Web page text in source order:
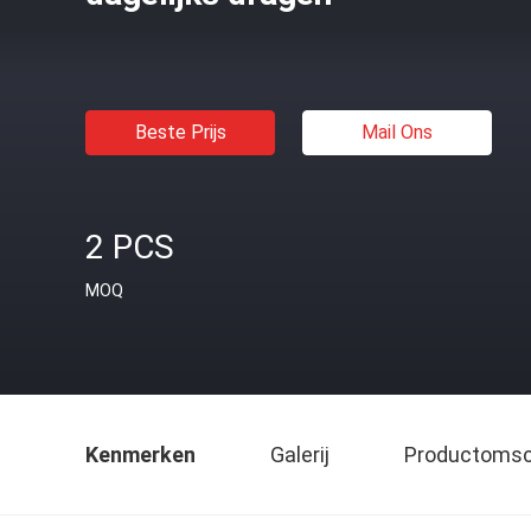
Beste Prijs Mail Ons
2 PCS
MOQ
Kenmerken Galerij